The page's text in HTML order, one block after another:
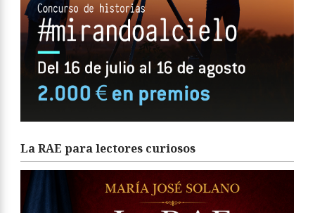
La RAE para lectores curiosos